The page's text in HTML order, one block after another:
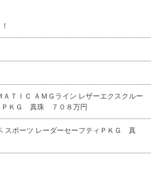
ＡＴＩＣ ＡＭＧライン レザーエクスクルー
ＰＫＧ 真珠 ７０８万円
スポーツ レーダーセーフティＰＫＧ 真